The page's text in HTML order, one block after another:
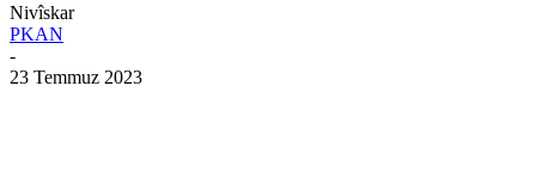
Nivîskar
PKAN
-
23 Temmuz 2023